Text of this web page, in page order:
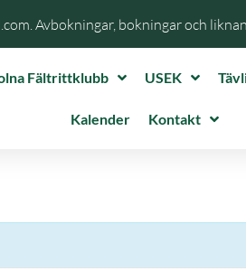
Avbokningar, bokningar och
Fältrittklubb USEK
Kalender Kontakt